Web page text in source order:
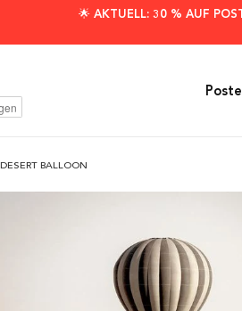
🌟 AKTUELL: 30 % AUF
DESERT BALLOON